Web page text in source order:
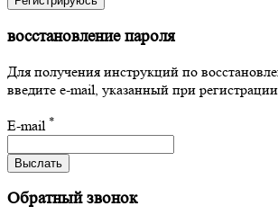
восстановление пароля
Для получения инструкций по
введите e-mail, указанный при регистрации
E-mail *
Выслать
Обратный звонок